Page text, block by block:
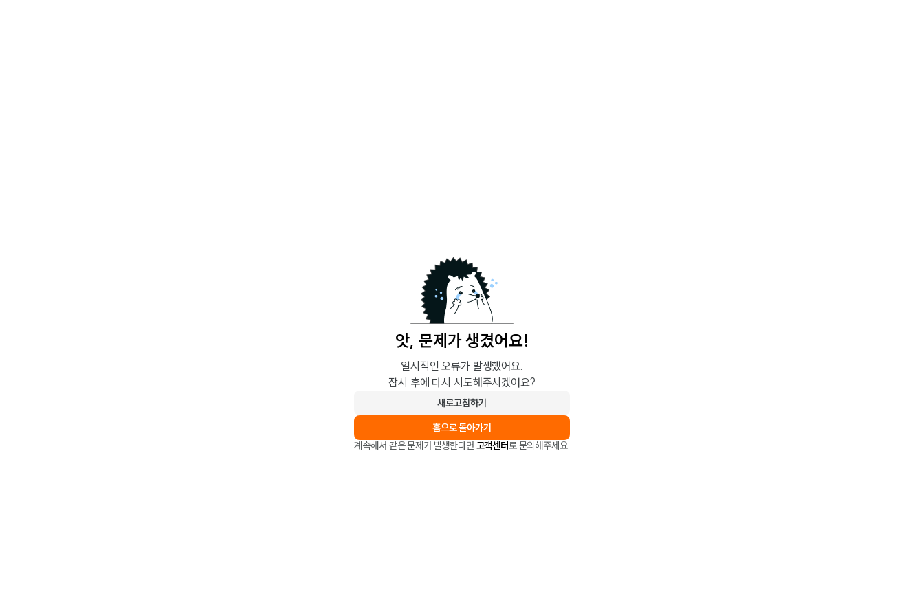
앗, 문제가 생겼어요!
일시적인 오류가 발생했어요.
잠시 후에 다시 시도해주시겠어요?
새로고침하기
홈으로 돌아가기
계속해서 같은 문제가 발생한다면 고객센터로 문의해주세요.